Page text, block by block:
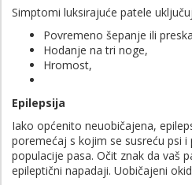
Simptomi luksirajuće patele
Povremeno šepanje ili
Hodanje na tri noge,
Hromost,
Epilepsija
Iako općenito neuobičajena,
poremećaj s kojim se susreću psi i
populacije pasa. Očit znak da vaš
epileptični napadaji. Uobičajeni